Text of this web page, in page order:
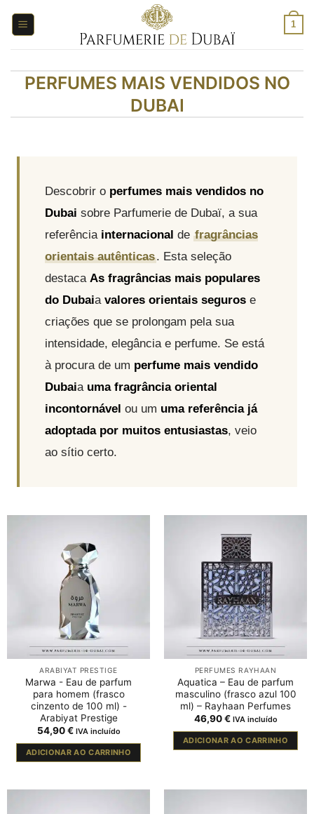
para
1
PERFUMES MAIS VENDIDOS NO
DUBAI
Descobrir o perfumes mais vendidos no
Dubai sobre Parfumerie de Dubaï, a sua
referência internacional de fragrâncias
orientais autênticas. Esta seleção
destaca As fragrâncias mais populares
do Dubaia valores orientais seguros e
criações que se prolongam pela sua
intensidade, elegância e perfume. Se está
à procura de um perfume mais vendido
Dubaia uma fragrância oriental
incontornável ou um uma referência já
adoptada por muitos entusiastas, veio
ao sítio certo.
ARABIYAT PRESTIGE
Marwa - Eau de parfum
para homem (frasco
cinzento de 100 ml) -
Arabiyat Prestige
54,90€ IVA incluído
ADICIONAR AO CARRINHO
PERFUMES RAYHAAN
Aquatica – Eau de parfum
masculino (frasco azul 100
ml) – Rayhaan Perfumes
46,90€ IVA incluído
ADICIONAR AO CARRINHO